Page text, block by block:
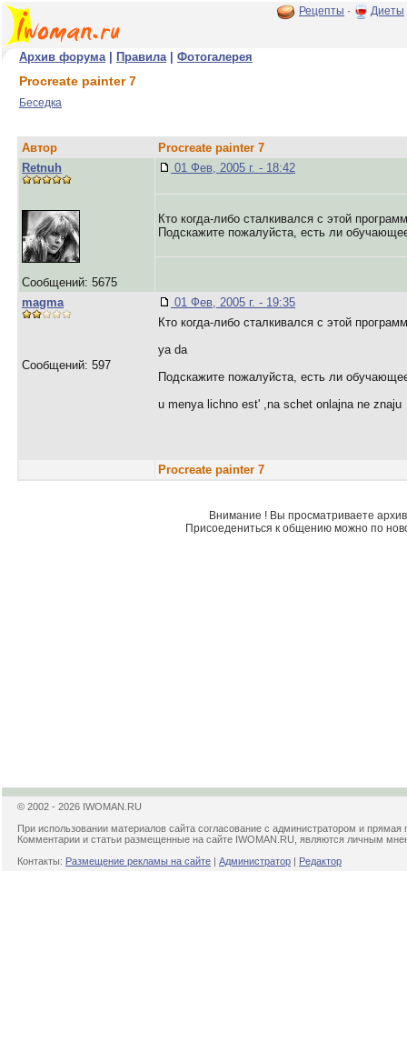
Рецепты · Диеты
Архив форума| Правила| Фотогалерея
Procreate painter 7
Беседка
Автор
Procreate painter 7
Retnuh
Сообщений: 5675
01 Фев, 2005 г. - 18:42
Кто когда-либо сталкивался с этой
Подскажите пожалуйста, есть ли
magma
Сообщений: 597
01 Фев, 2005 г. - 19:35
Кто когда-либо сталкивался с этой
ya da
Подскажите пожалуйста, есть ли
u menya lichno est' ,na schet onlajna ne znaju
Procreate painter 7
Внимание ! Вы просматриваете
Присоедениться к общению можно по
© 2002 - 2026 IWOMAN.RU
При использовании материалов сайта согласование с администратором и прямая
Комментарии и статьи размещенные на сайте IWOMAN.RU, являются личным
Контакты: Размещение рекламы на сайте | Администратор | Редактор